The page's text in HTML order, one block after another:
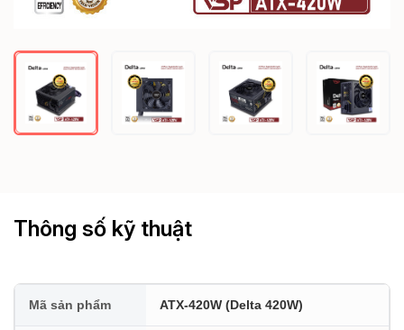
Thông số kỹ thuật
Mã sản phẩm ATX-420W (Delta 420W)